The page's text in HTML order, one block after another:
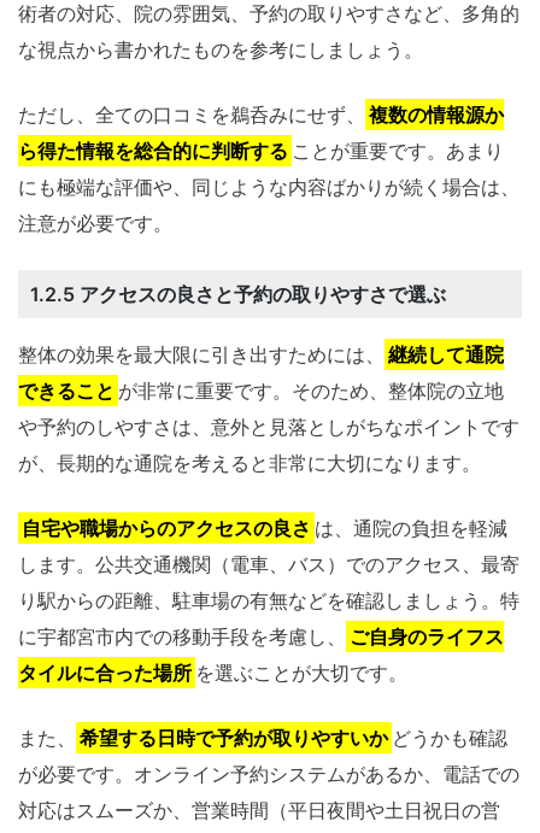
術者の対応、院の雰囲気、予約の取りやすさなど、多角的
な視点から書かれたものを参考にしましょう。
ただし、全ての口コミを鵜呑みにせず、
複数の情報源か
ら得た情報を総合的に判断する ことが重要です。あまり
にも極端な評価や、同じような内容ばかりが続く場合は、
注意が必要です。
1.2.5 アクセスの良さと予約の取りやすさで選ぶ
整体の効果を最大限に引き出すためには、
継続して通院
できること が非常に重要です。そのため、整体院の立地
や予約のしやすさは、意外と見落としがちなポイントです
が、長期的な通院を考えると非常に大切になります。
自宅や職場からのアクセスの良さ は、通院の負担を軽減
します。公共交通機関（電車、バス）でのアクセス、最寄
り駅からの距離、駐車場の有無などを確認しましょう。特
に宇都宮市内での移動手段を考慮し、
ご自身のライフス
タイルに合った場所 を選ぶことが大切です。
また、 希望する日時で予約が取りやすいか どうかも確認
が必要です。オンライン予約システムがあるか、電話での
対応はスムーズか、営業時間（平日夜間や土日祝日の営